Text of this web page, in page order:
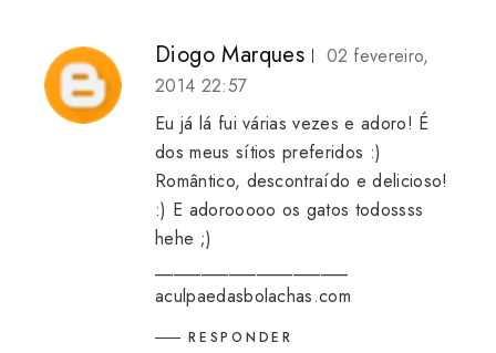
Diogo Marques
02 fevereiro,
2014 22:57
Eu já lá fui várias vezes e adoro! É
dos meus sítios preferidos :)
Romântico, descontraído e delicioso!
:) E adorooooo os gatos todossss
hehe ;)
aculpaedasbolachas.com
RESPONDER